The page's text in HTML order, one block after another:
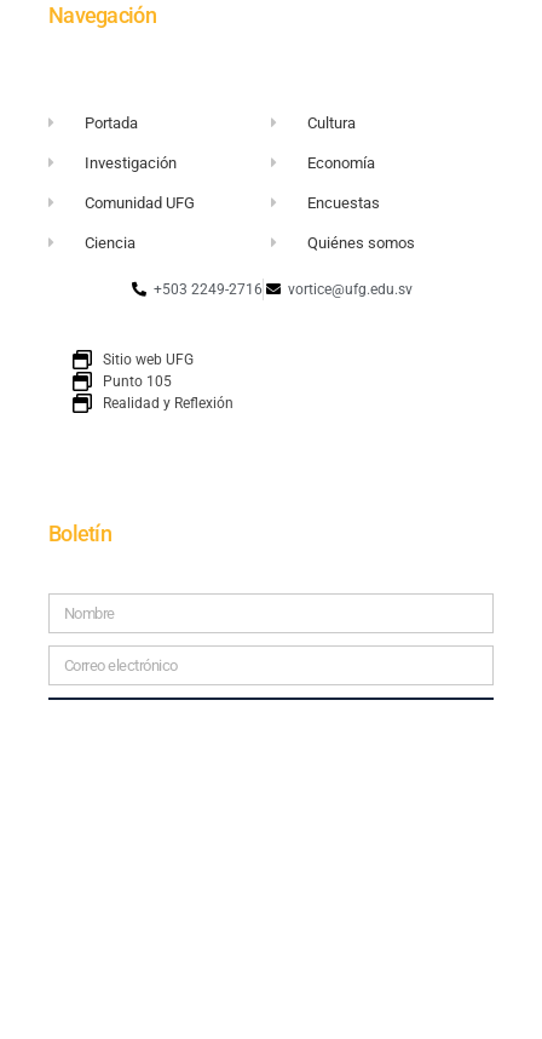
Navegación
Portada
Investigación
Comunidad UFG
Ciencia
Cultura
Economía
Encuestas
Quiénes somos
+503 2249-2716 vortice@ufg.edu.sv
Sitio web UFG
Punto 105
Realidad y Reflexión
Boletín